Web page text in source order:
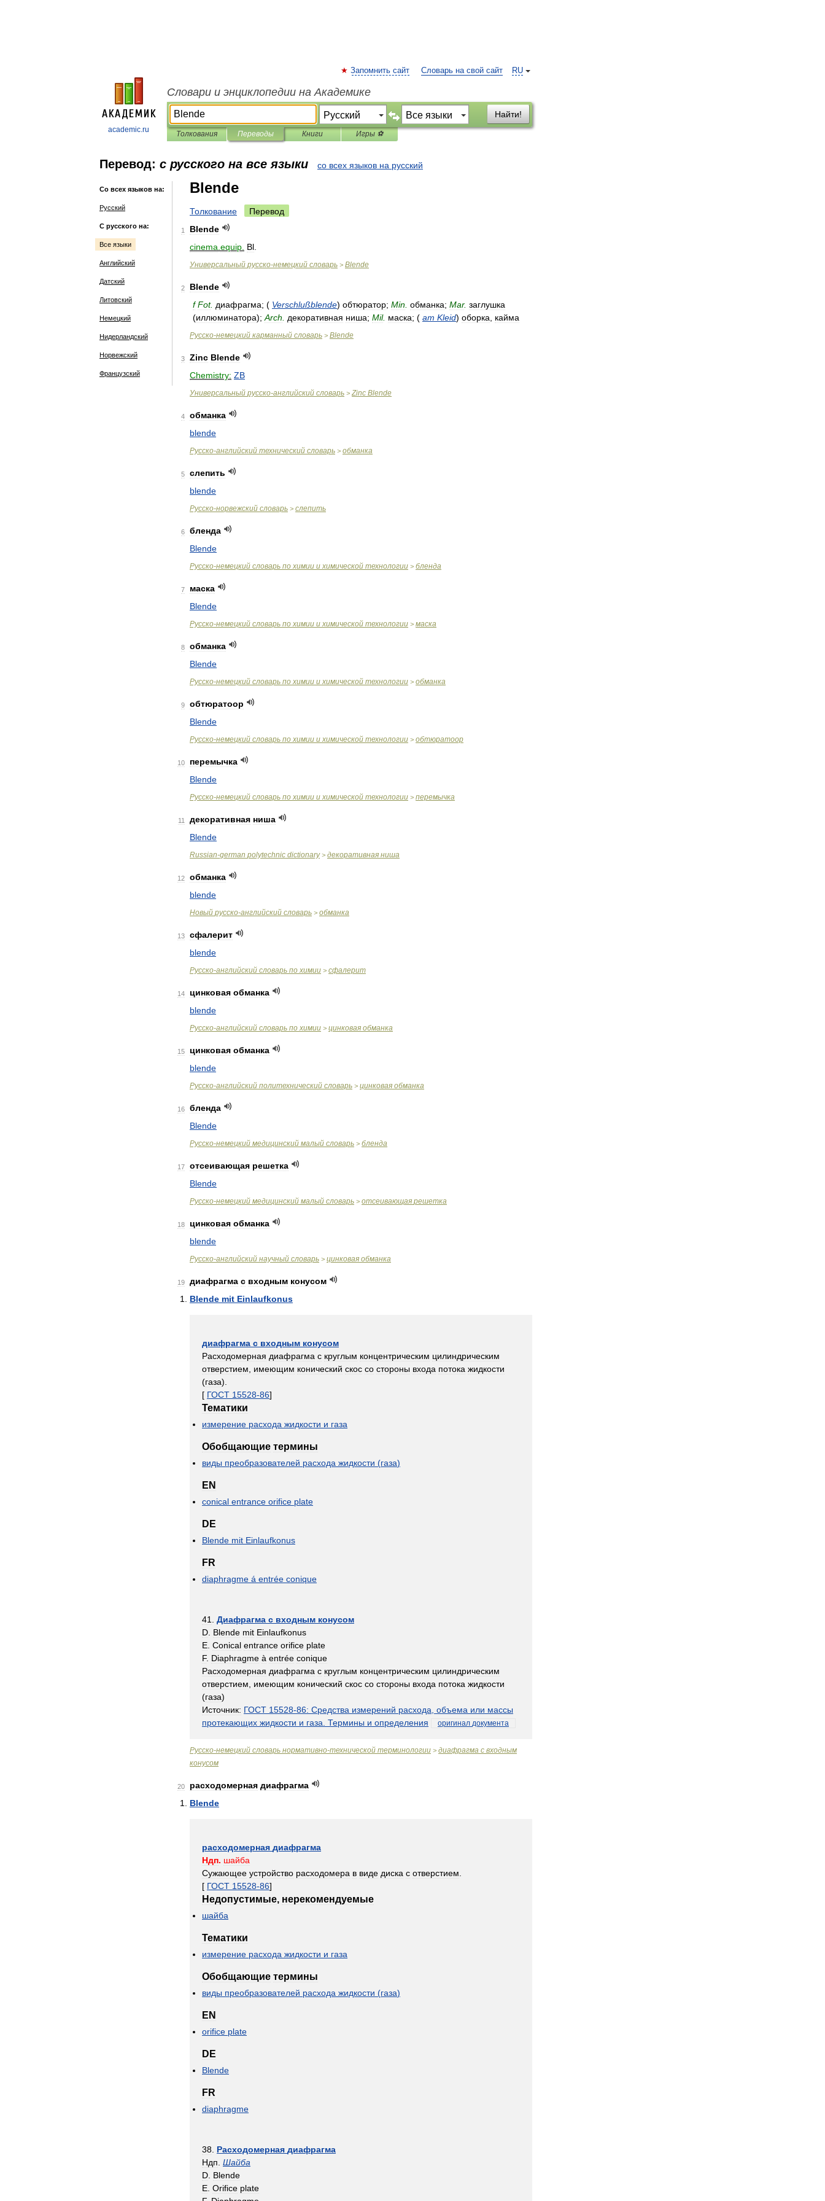
academic.ru
RU
Запомнить сайт Словарь на свой сайт
Словари и энциклопедии на Академике
Найти!
Толкования Переводы Книги Игры ⚽
Перевод: с русского на все языки со всех языков на русский
Со всех языков на:
Русский
С русского на:
Все языки
Английский
Датский
Литовский
Немецкий
Нидерландский
Норвежский
Французский
Blende
Толкование Перевод
1
Blende
cinema equip Bl
Универсальный русско-немецкий словарь > Blende
2
Blende
f Fot. диафрагма; ( Verschlußblende) обтюратор; Min обманка; Mar. заглушка
(иллюминатора); Arch декоративная ниша; Mil. маска; ( am Kleid) оборка кайма
Русско-немецкий карманный словарь > Blende
3 Zinc Blende
Chemistry: ZB
Универсальный русско-английский словарь > Zinc Blende
4
обманка
blende
Русско-английский технический словарь > обманка
5
слепить
blende
Русско-норвежский словарь > слепить
6
бленда
Blende
Русско-немецкий словарь по химии и химической технологии > бленда
7
маска
Blende
Русско-немецкий словарь по химии и химической технологии > маска
8
обманка
Blende
Русско-немецкий словарь по химии и химической технологии > обманка
9
обтюратоор
Blende
Русско-немецкий словарь по химии и химической технологии > обтюратоор
10
перемычка
Blende
Русско-немецкий словарь по химии и химической технологии > перемычка
11 декоративная ниша
Blende
Russian-german polytechnic dictionary> декоративная ниша
12
обманка
blende
Новый русско-английский словарь > обманка
13
сфалерит
blende
Русско-английский словарь по химии > сфалерит
14 цинковая обманка
blende
Русско-английский словарь по химии > цинковая обманка
15 цинковая обманка
blende
Русско-английский политехнический словарь > цинковая обманка
16
бленда
Blende
Руccко-немецкий медицинский малый словарь > бленда
17 отсеивающая решетка
Blende
Руccко-немецкий медицинский малый словарь > отсеивающая решетка
18 цинковая обманка
blende
Русско-английский научный словарь > цинковая обманка
19 диафрагма с входным конусом
Blende mit Einlaufkonus
диафрагма с входным конусом
Расходомерная диафрагма с круглым концентрическим цилиндрическим
отверстием
имеющим конический скос со стороны входа потока жидкости
(газа).
[ ГОСТ 15528-86]
Тематики
измерение расхода жидкости и газа
Обобщающие термины
виды преобразователей расхода жидкости (газа)
EN
conical entrance orifice plate
DE
Blende mit Einlaufkonus
FR
diaphragme á entrée conique
41 Диафрагма с входным конусом
D Blende mit Einlaufkonus
E Conical entrance orifice plate
F. Diaphragme à entrée conique
Расходомерная диафрагма с круглым концентрическим цилиндрическим
отверстием
имеющим конический скос со стороны входа потока жидкости
(газа)
Источник: ГОСТ 15528-86: Средства измерений расхода объема или массы
протекающих жидкости и газа Термины и определения оригинал документа
Русско-немецкий словарь нормативно-технической терминологии > диафрагма с входным
конусом
20 расходомерная диафрагма
Blende
расходомерная диафрагма
Ндп. шайба
Сужающее устройство расходомера в виде диска с отверстием
[ ГОСТ 15528-86]
Недопустимые, нерекомендуемые
шайба
Тематики
измерение расхода жидкости и газа
Обобщающие термины
виды преобразователей расхода жидкости (газа)
EN
orifice plate
DE
Blende
FR
diaphragme
38 Расходомерная диафрагма
Ндп Шайба
D Blende
E Orifice plate